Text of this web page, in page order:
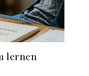
lernen